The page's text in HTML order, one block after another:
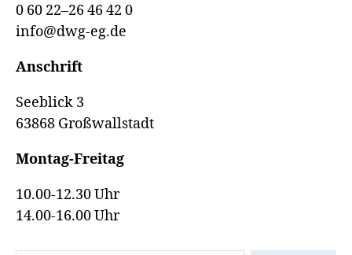
0 60 22–26 46 42 0
info@dwg-eg.de
Anschrift
Seeblick 3
63868 Großwallstadt
Montag-Freitag
10.00-12.30 Uhr
14.00-16.00 Uhr